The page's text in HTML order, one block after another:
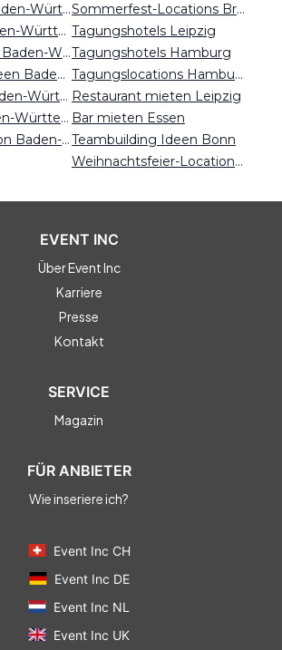
Firmenevent Baden-Württemberg
Teamevent Baden-Württemberg
Betriebsausflug Baden-Württemberg
Sommerfest-Ideen Baden-Württemberg
Event-Ideen Baden-Württemberg
Partyraum Baden-Württemberg
Hochzeitslocation Baden-Württemberg
Sommerfest-Locations Bremen
Tagungshotels Leipzig
Tagungshotels Hamburg
Tagungslocations Hamburg
Restaurant mieten Leipzig
Bar mieten Essen
Teambuilding Ideen Bonn
Weihnachtsfeier-Locations Düsseldorf
EVENT INC
Über Event Inc
Karriere
Presse
Kontakt
SERVICE
Magazin
FÜR ANBIETER
Wie inseriere ich?
Event Inc CH
Event Inc DE
Event Inc NL
Event Inc UK